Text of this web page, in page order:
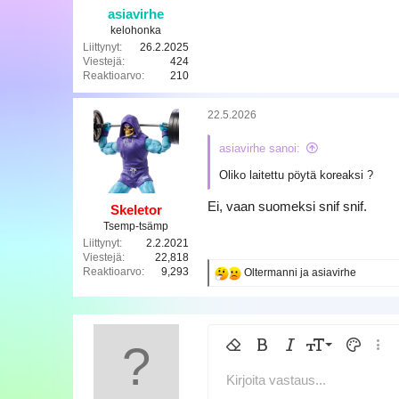
asiavirhe
kelohonka
Liittynyt
26.2.2025
Viestejä
424
Reaktioarvo
210
Skeletor
Tsemp-tsämp
Liittynyt
2.2.2021
Viestejä
22,818
Reaktioarvo
9,293
22.5.2026
asiavirhe sanoi:
Oliko laitettu pöytä koreaksi ?
Ei, vaan suomeksi snif snif.
R
:
Oltermanni ja asiavirhe
Poista muotoilu
LihavoituKursivoitu
Fontin koko
9
10
Tekstin
KirjasintyyliArial
YliviivattuAlleviivattuSisäinen koodi
Lisää taulukko
Lisää vaakasuora viiva
SpoileriKoodi
Kirjoita vastaus...